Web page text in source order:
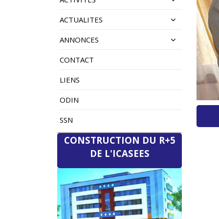
ACTUALITES
ANNONCES
CONTACT
LIENS
ODIN
SSN
CONSTRUCTION DU R+5
DE L'ICASEES